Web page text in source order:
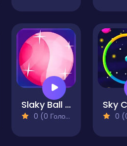
Slaky Ball - Touch Ball Game
0 (0 Голосів)
Sky
0 (0